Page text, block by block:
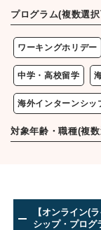
プログラム(複数選
ワーキングホリデー
中学・高校留学
海外インターンシッ
対象年齢・職種(複
【オンライン(
シップ・プログ